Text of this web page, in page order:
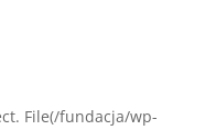
File(/fundacja/wp-